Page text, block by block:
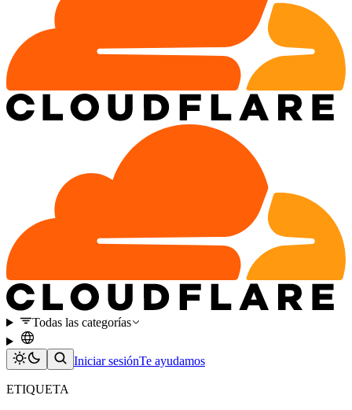
Todas las categorías
Iniciar sesiónTe ayudamos
ETIQUETA